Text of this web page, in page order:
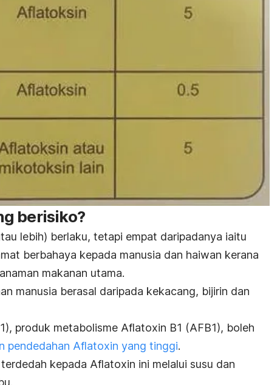
berisiko?
lebih) berlaku, tetapi empat daripadanya iaitu
berbahaya kepada manusia dan haiwan kerana
makanan utama.
manusia berasal daripada kekacang, bijirin dan
produk metabolisme Aflatoxin B1 (AFB1), boleh
pendedahan Aflatoxin yang tinggi.
kepada Aflatoxin ini melalui susu dan